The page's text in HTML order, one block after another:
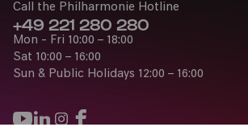
Call the Philharmonie Hotline
+49 221 280 280
Mon - Fri 10:00 – 18:00
Sat 10:00 – 16:00
Sun & Public Holidays 12:00 – 16:00